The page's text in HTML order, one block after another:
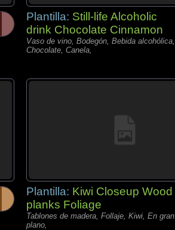
Plantilla: Still-life Alcoholic
drink Chocolate Cinnamon
Vaso de vino, Bodegón, Bebida alcohólica,
Chocolate, Canela,
Plantilla: Kiwi Closeup Wood
planks Foliage
Tablones de madera, Follaje, Kiwi, En gran
plano,